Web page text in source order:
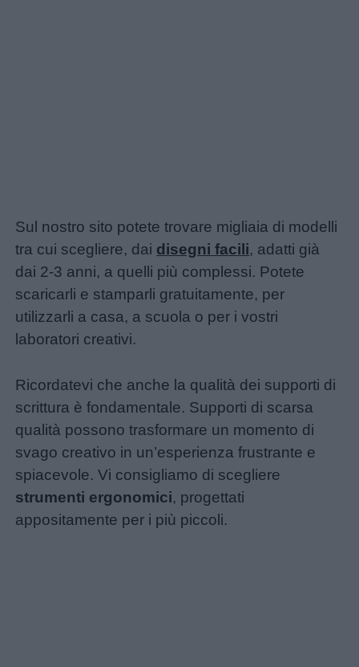
Sul nostro sito potete trovare migliaia di modelli
tra cui scegliere, dai disegni facili, adatti già
dai 2-3 anni, a quelli più complessi. Potete
scaricarli e stamparli gratuitamente, per
utilizzarli a casa, a scuola o per i vostri
laboratori creativi.
Ricordatevi che anche la qualità dei supporti di
scrittura è fondamentale. Supporti di scarsa
qualità possono trasformare un momento di
svago creativo in un’esperienza frustrante e
spiacevole. Vi consigliamo di scegliere
strumenti ergonomici, progettati
appositamente per i più piccoli.